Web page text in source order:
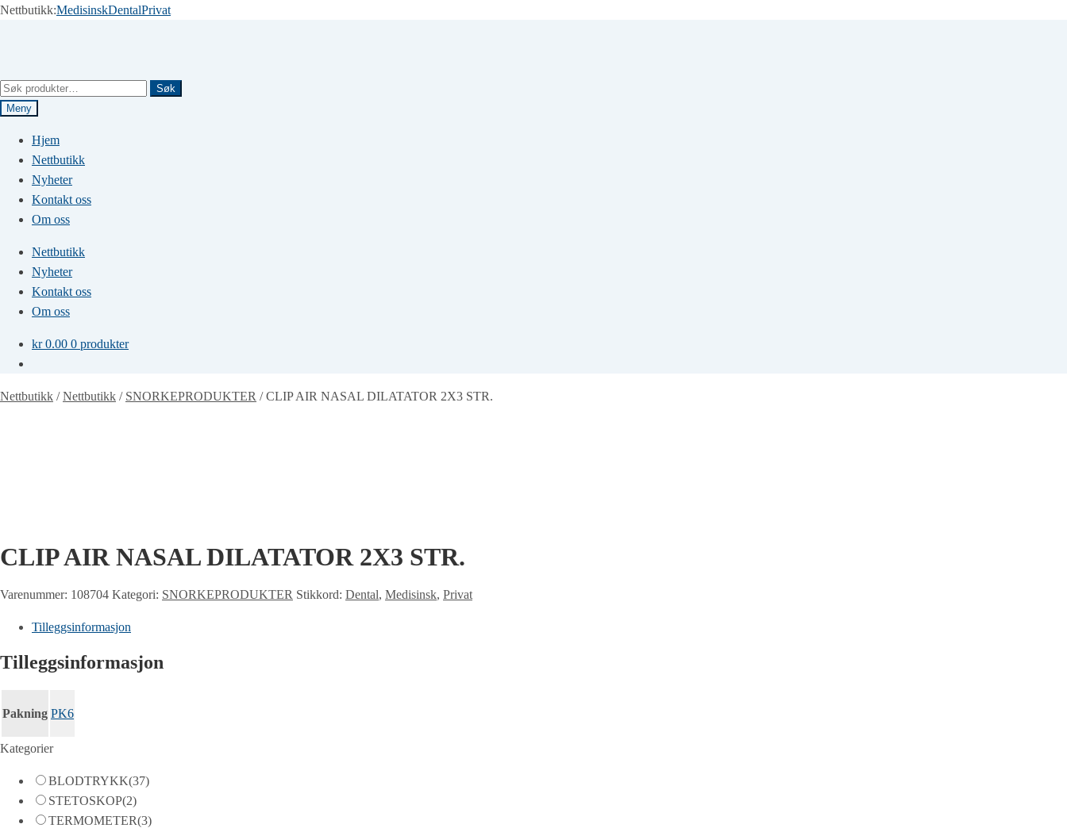
Nettbutikk:MedisinskDentalPrivat
Søk
etter:
Søk
Meny
Hjem
Nettbutikk
Nyheter
Kontakt oss
Om oss
Nettbutikk
Nyheter
Kontakt oss
Om oss
kr0.00 0 produkter
Nettbutikk /Nettbutikk / SNORKEPRODUKTER /CLIP AIR NASAL DILATATOR 2X3 STR.
CLIP AIR NASAL DILATATOR 2X3 STR.
Varenummer: 108704 Kategori: SNORKEPRODUKTER Stikkord: Dental, Medisinsk, Privat
Tilleggsinformasjon
Tilleggsinformasjon
Pakning PK6
Kategorier
BLODTRYKK(37)
STETOSKOP(2)
TERMOMETER(3)